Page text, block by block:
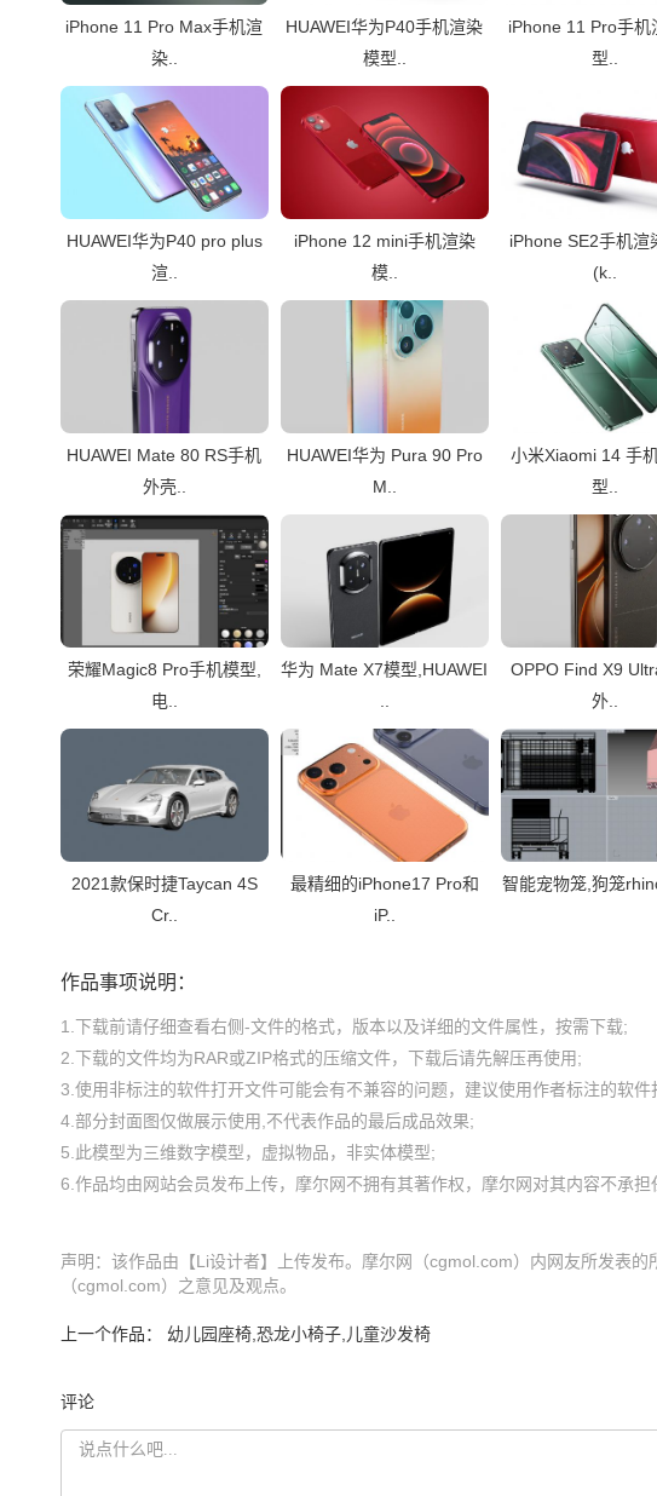
iPhone 11 Pro Max手机渲
染..
HUAWEI华为P40手机渲染
模型..
iPhone 11 Pro手机
型..
HUAWEI华为P40 pro plus
渲..
iPhone 12 mini手机渲染
模..
iPhone SE2手机渲
(k..
HUAWEI Mate 80 RS手机
外壳..
HUAWEI华为 Pura 90 Pro
M..
小米Xiaomi 14 手
型..
荣耀Magic8 Pro手机模型,
电..
华为 Mate X7模型,HUAWEI
OPPO Find X9
外..
2021款保时捷Taycan 4S
Cr..
最精细的iPhone17 Pro和
iP..
智能宠物笼,狗笼
作品事项说明：
1.下载前请仔细查看右侧-文件的格式，版本以及详细的文件属性，按需下载;
2.下载的文件均为RAR或ZIP格式的压缩文件，下载后请先解压再使用;
3.使用非标注的软件打开文件可能会有不兼容的问题，建议使用作者标注的软件
4.部分封面图仅做展示使用,不代表作品的最后成品效果;
5.此模型为三维数字模型，虚拟物品，非实体模型;
声明：该作品由【Li设计者】上传发布。摩尔网（cgmol.com）内网友所发表
（cgmol.com）之意见及观点。
上一个作品： 幼儿园座椅,恐龙小椅子,儿童沙发椅
评论